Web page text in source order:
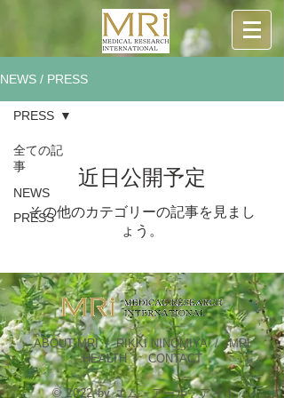
NEWS / PRESS
全ての記
事
NEWS
PRESS
PRESS
近日公開予定
その他のカテゴリーの記事を見まし
ょう。
ABOUT MRI/RIKKI NINOMIYA/MRI
HEALTH/CONTACT
© 2022 by エム・アール・アイ |